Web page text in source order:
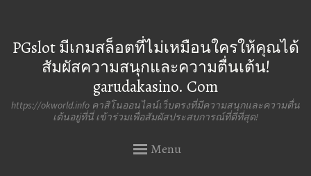
PGslot มีเกมสล็อตที่ไม่เหมือนใครให้คุณได้
สัมผัสความสนุกและความตื่นเต้น!
garudakasino. Com
https://okworld.info คาสิโนออนไลน์เว็บตรงที่มีความสนุกและความตื่น
เต้นอยู่ที่นี่ เข้าร่วมเพื่อสัมผัสประสบการณ์ที่ดีที่สุด!
Menu